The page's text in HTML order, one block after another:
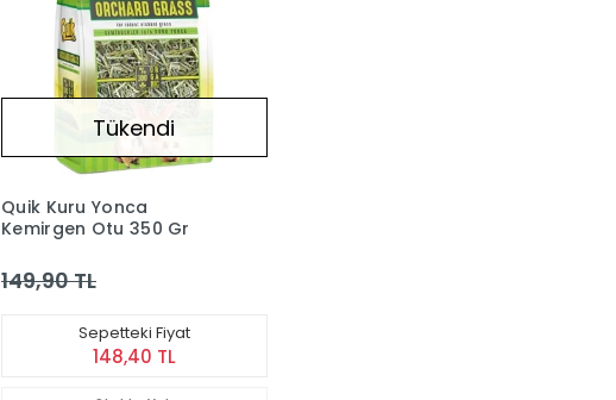
Tükendi
Quik Kuru Yonca
Kemirgen Otu 350 Gr
149,90 TL
Sepetteki Fiyat
148,40 TL